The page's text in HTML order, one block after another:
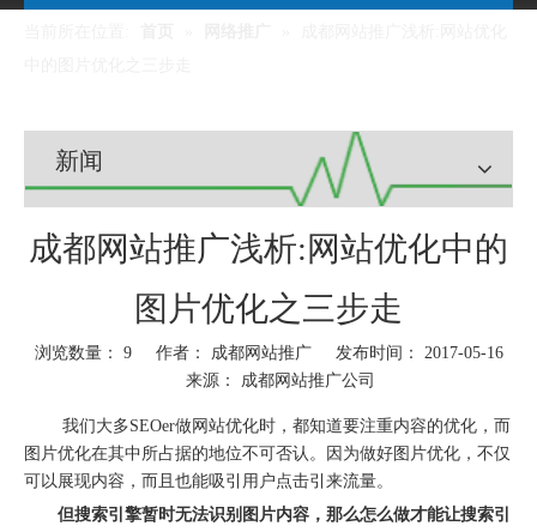
新闻
成都网站推广浅析:网站优化中的
图片优化之三步走
浏览数量： 9作者： 成都网站推广 发布时间： 2017-05-16
来源： 成都网站推广公司
["wechat","weibo","qzone","douban","email"]
我们大多SEOer做网站优化时，都知道要注重内容的优化，而
图片优化在其中所占据的地位不可否认。因为做好图片优化，不仅
可以展现内容，而且也能吸引用户点击引来流量。
但搜索引擎暂时无法识别图片内容，那么怎么做才能让搜索引